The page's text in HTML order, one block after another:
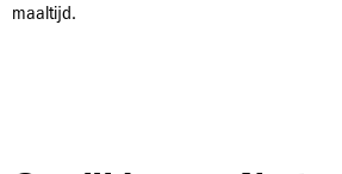
maaltijd.